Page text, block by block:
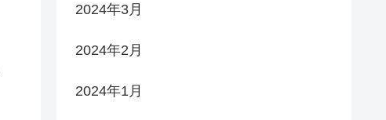
2024年3月
2024年2月
2024年1月